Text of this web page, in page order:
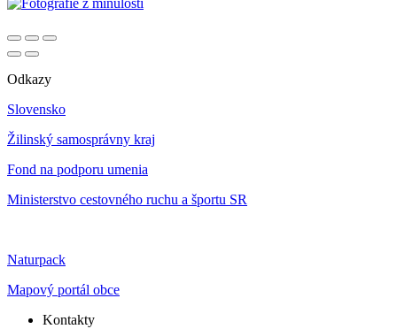
Odkazy
Slovensko
Žilinský samosprávny kraj
Fond na podporu umenia
Ministerstvo cestovného ruchu a športu SR
Naturpack
Mapový portál obce
Kontakty